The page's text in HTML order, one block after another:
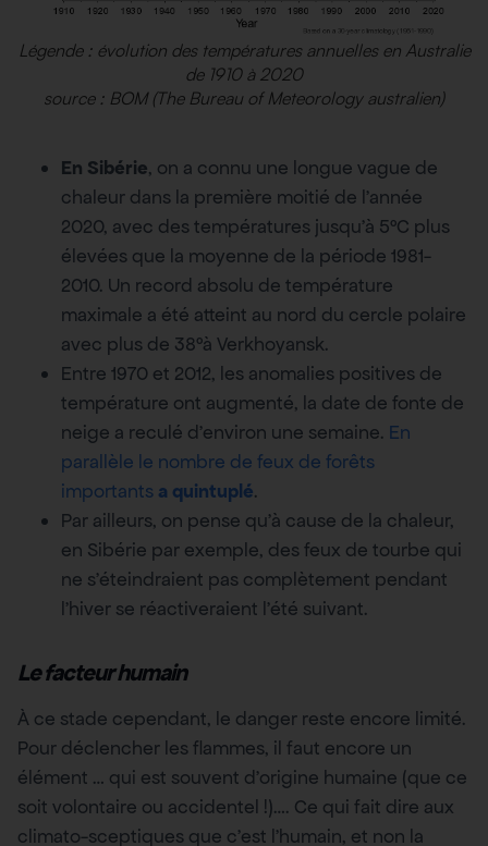
Légende : évolution des températures annuelles en Australie
de 1910 à 2020
source : BOM (The Bureau of Meteorology australien)
En Sibérie, on a connu une longue vague de
chaleur dans la première moitié de l’année
2020, avec des températures jusqu’à 5°C plus
élevées que la moyenne de la période 1981-
2010. Un record absolu de température
maximale a été atteint au nord du cercle polaire
avec plus de 38°à Verkhoyansk.
Entre 1970 et 2012, les anomalies positives de
température ont augmenté, la date de fonte de
neige a reculé d’environ une semaine. En
parallèle le nombre de feux de forêts
importants a quintuplé.
Par ailleurs, on pense qu’à cause de la chaleur,
en Sibérie par exemple, des feux de tourbe qui
ne s’éteindraient pas complètement pendant
l’hiver se réactiveraient l’été suivant.
Le facteur humain
À ce stade cependant, le danger reste encore limité.
Pour déclencher les flammes, il faut encore un
élément … qui est souvent d’origine humaine (que ce
soit volontaire ou accidentel !)…. Ce qui fait dire aux
climato-sceptiques que c’est l’humain, et non la